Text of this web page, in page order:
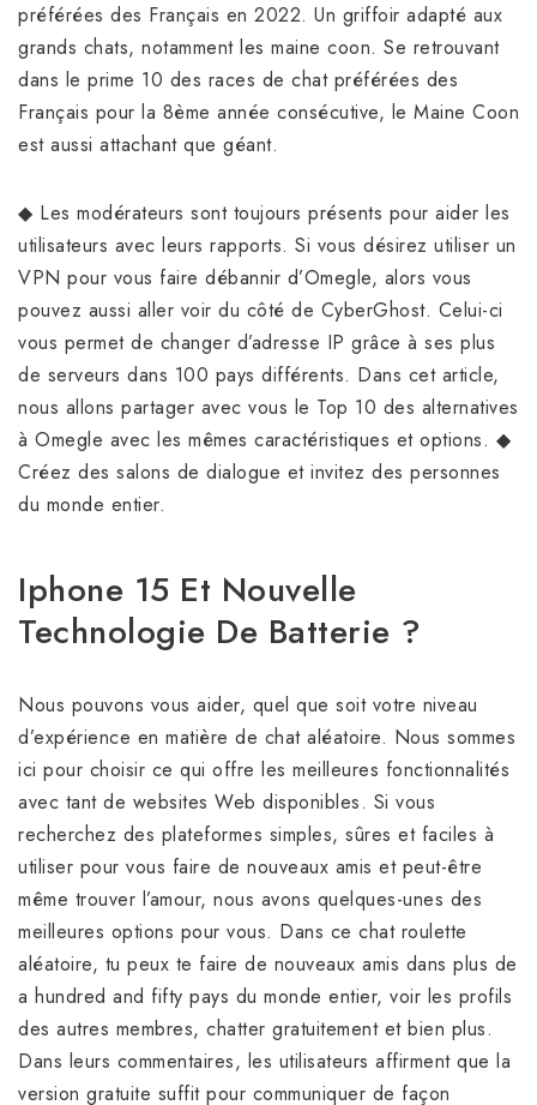
préférées des Français en 2022. Un griffoir adapté aux
grands chats, notamment les maine coon. Se retrouvant
dans le prime 10 des races de chat préférées des
Français pour la 8ème année consécutive, le Maine Coon
est aussi attachant que géant.
◆ Les modérateurs sont toujours présents pour aider les
utilisateurs avec leurs rapports. Si vous désirez utiliser un
VPN pour vous faire débannir d’Omegle, alors vous
pouvez aussi aller voir du côté de CyberGhost. Celui-ci
vous permet de changer d’adresse IP grâce à ses plus
de serveurs dans 100 pays différents. Dans cet article,
nous allons partager avec vous le Top 10 des alternatives
à Omegle avec les mêmes caractéristiques et options. ◆
Créez des salons de dialogue et invitez des personnes
du monde entier.
Iphone 15 Et Nouvelle
Technologie De Batterie ?
Nous pouvons vous aider, quel que soit votre niveau
d’expérience en matière de chat aléatoire. Nous sommes
ici pour choisir ce qui offre les meilleures fonctionnalités
avec tant de websites Web disponibles. Si vous
recherchez des plateformes simples, sûres et faciles à
utiliser pour vous faire de nouveaux amis et peut-être
même trouver l’amour, nous avons quelques-unes des
meilleures options pour vous. Dans ce chat roulette
aléatoire, tu peux te faire de nouveaux amis dans plus de
a hundred and fifty pays du monde entier, voir les profils
des autres membres, chatter gratuitement et bien plus.
Dans leurs commentaires, les utilisateurs affirment que la
version gratuite suffit pour communiquer de façon